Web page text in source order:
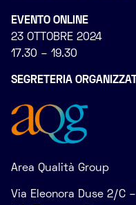
EVENTO ONLINE
23 OTTOBRE 2024
17.30 – 19.30
SEGRETERIA
Area Qualità Group
Via Eleonora Duse 2/C